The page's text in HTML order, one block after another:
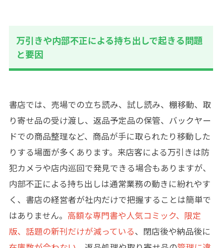
万引きや内部不正による持ち出しで起きる問題
と要因
書店では、売場での立ち読み、試し読み、棚移動、取
り寄せ品の受け渡し、返品予定品の保管、バックヤー
ドでの商品整理など、商品が手に取られたり移動した
りする場面が多くあります。来店客による万引きは防
犯カメラや店内巡回で発見できる場合もありますが、
内部不正による持ち出しは通常業務の動きに紛れやす
く、書店の経営者が社内だけで把握することは簡単で
はありません。 高額な専門書や人気コミック、限定
版、話題の新刊だけが減っている、閉店後や納品後に